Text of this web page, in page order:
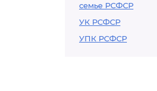
семье РСФСР
УК РСФСР
УПК РСФСР